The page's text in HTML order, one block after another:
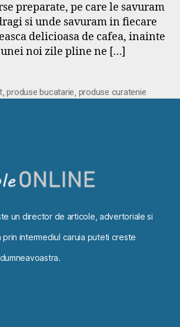
preparate, pe care le savuram
si unde savuram in fiecare
delicioasa de cafea, inainte
unei noi zile pline ne […]
,produse bucatarie, produse curatenie
un director de articole, advertoriale si
intermediul caruia puteti creste